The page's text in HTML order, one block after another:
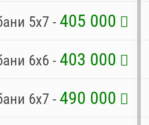
5х7 -405 000
6х6 -403 000
6х7 -490 000